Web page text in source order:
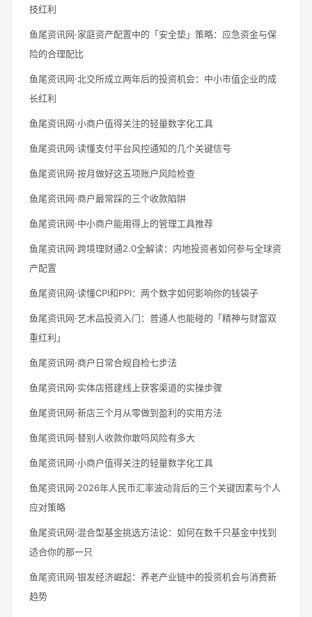
技红利
鱼尾资讯网·家庭资产配置中的「安全垫」策略：应急资金与保
险的合理配比
鱼尾资讯网·北交所成立两年后的投资机会：中小市值企业的成
长红利
鱼尾资讯网·小商户值得关注的轻量数字化工具
鱼尾资讯网·读懂支付平台风控通知的几个关键信号
鱼尾资讯网·按月做好这五项账户风险检查
鱼尾资讯网·商户最常踩的三个收款陷阱
鱼尾资讯网·中小商户能用得上的管理工具推荐
鱼尾资讯网·跨境理财通2.0全解读：内地投资者如何参与全球资
产配置
鱼尾资讯网·读懂CPI和PPI：两个数字如何影响你的钱袋子
鱼尾资讯网·艺术品投资入门：普通人也能碰的「精神与财富双
重红利」
鱼尾资讯网·商户日常合规自检七步法
鱼尾资讯网·实体店搭建线上获客渠道的实操步骤
鱼尾资讯网·新店三个月从零做到盈利的实用方法
鱼尾资讯网·替别人收款你敢吗风险有多大
鱼尾资讯网·小商户值得关注的轻量数字化工具
鱼尾资讯网·2026年人民币汇率波动背后的三个关键因素与个人
应对策略
鱼尾资讯网·混合型基金挑选方法论：如何在数千只基金中找到
适合你的那一只
鱼尾资讯网·银发经济崛起：养老产业链中的投资机会与消费新
趋势